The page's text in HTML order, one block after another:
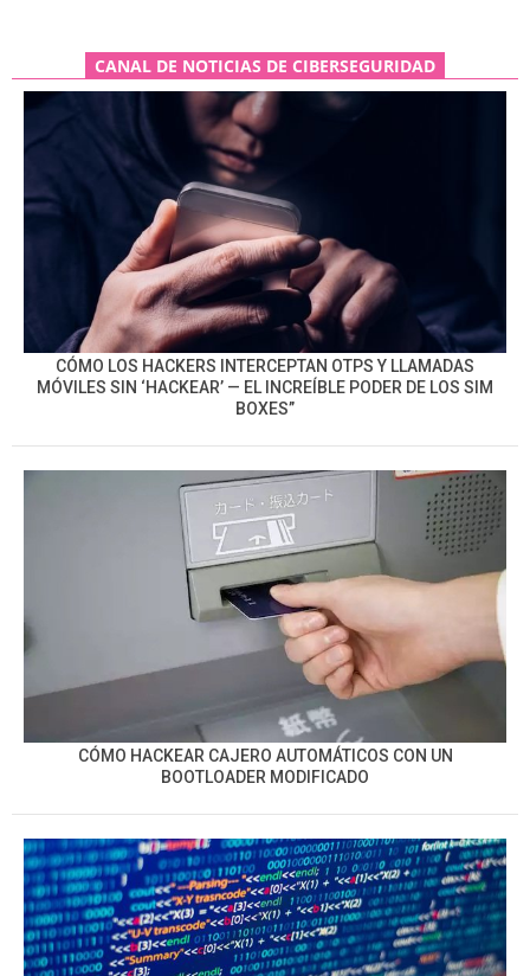
CANAL DE NOTICIAS DE CIBERSEGURIDAD
CÓMO LOS HACKERS INTERCEPTAN OTPS Y LLAMADAS
MÓVILES SIN ‘HACKEAR’ — EL INCREÍBLE PODER DE LOS SIM
BOXES”
CÓMO HACKEAR CAJERO AUTOMÁTICOS CON UN
BOOTLOADER MODIFICADO